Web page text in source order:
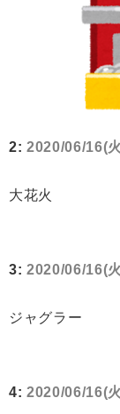
2: 2020/06/16(
大花火
3: 2020/06/16(
ジャグラー
4: 2020/06/16(